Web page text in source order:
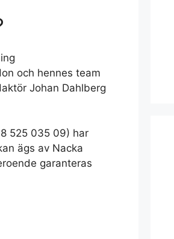
och hennes team
Johan Dahlberg
525 035 09) har
ägs av Nacka
garanteras